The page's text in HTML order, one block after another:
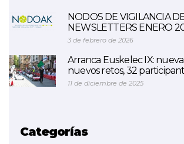
NODOS DE VIGILANCIA
NEWSLETTERS ENERO
3 de febrero de 2026
Arranca Euskelec IX:
nuevos retos, 32
11 de diciembre de 2025
Categorías